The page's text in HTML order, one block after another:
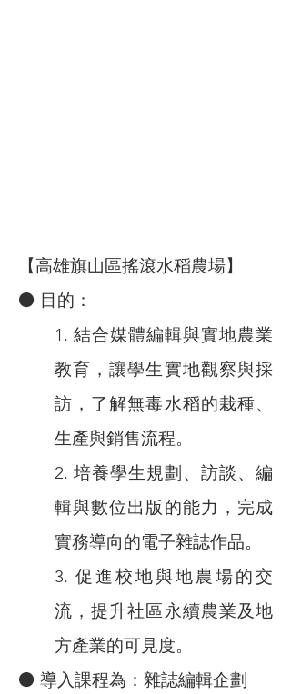
【高雄旗山區搖滾水稻農場】
⚫ 目的：
1. 結合媒體編輯與實地農業
教育，讓學生實地觀察與採
訪，了解無毒水稻的栽種、
生產與銷售流程。
2. 培養學生規劃、訪談、編
輯與數位出版的能力，完成
實務導向的電子雜誌作品。
3. 促進校地與地農場的交
流，提升社區永續農業及地
方產業的可見度。
⚫ 導入課程為：雜誌編輯企劃